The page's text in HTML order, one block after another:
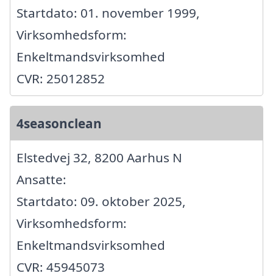
Startdato: 01. november 1999,
Virksomhedsform:
Enkeltmandsvirksomhed
CVR: 25012852
4seasonclean
Elstedvej 32, 8200 Aarhus N
Ansatte:
Startdato: 09. oktober 2025,
Virksomhedsform:
Enkeltmandsvirksomhed
CVR: 45945073